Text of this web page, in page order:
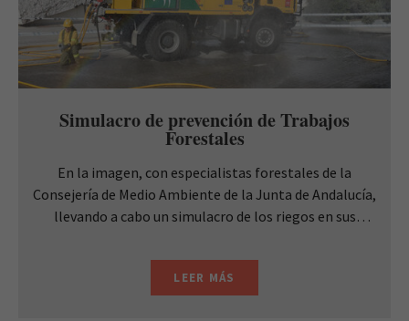
Simulacro de prevención de Trabajos
Forestales
En la imagen, con especialistas forestales de la
Consejería de Medio Ambiente de la Junta de Andalucía,
llevando a cabo un simulacro de los riegos en sus
LEER MÁS